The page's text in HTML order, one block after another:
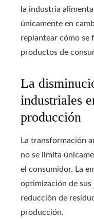
la industria
únicamente en
replantear cómo se
productos de
La
industriales
producción
La transformación
no se limita
el consumidor. La
optimización de sus
reducción de
producción.